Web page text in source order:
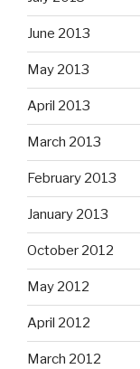
June 2013
May 2013
April 2013
March 2013
February 2013
January 2013
October 2012
May 2012
April 2012
March 2012